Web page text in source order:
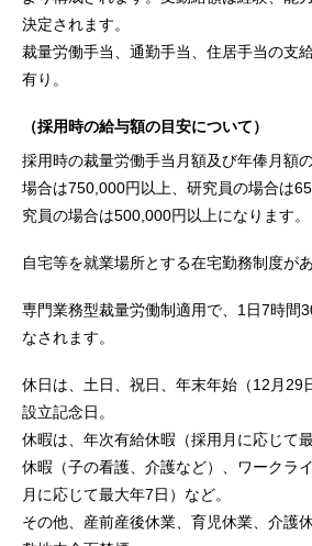
決定されます。
裁量労働手当、通勤手当、住居手当の支
有り。
（採用時の給与額の目安について）
採用時の裁量労働手当月額及び年俸月額
場合は750,000円以上、研究員の場合は
究員の場合は500,000円以上になります。
自宅等を就業場所とする在宅勤務制度があ
専門業務型裁量労働制適用で、1日7時間
なされます。
休日は、土日、祝日、年末年始（12月29
設立記念日。
休暇は、年次有給休暇（採用月に応じて
休暇（子の看護、介護など）、ワークラ
月に応じて最大年7日）など。
その他、産前産後休業、育児休業、介護